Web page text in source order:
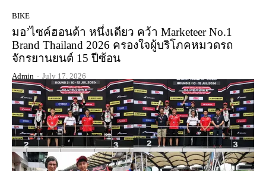
BIKE
มอ’ไซค์ฮอนด้า หนึ่งเดียว คว้า Marketeer No.1
Brand Thailand 2026 ครองใจผู้บริโภคหมวดรถ
จักรยานยนต์ 15 ปีซ้อน
Admin - July 17, 2026